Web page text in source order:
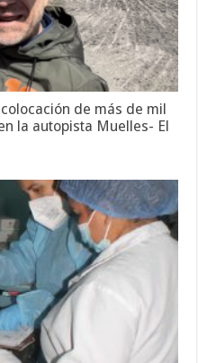
de más de mil
la autopista Muelles- El